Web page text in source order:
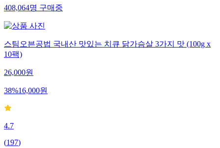
408,064명 구매중
스팀오븐공법 국내산 맛있는 치큐 닭가슴살 3가지 맛 (100g x
10팩)
26,000원
38%16,000원
4.7
(197)